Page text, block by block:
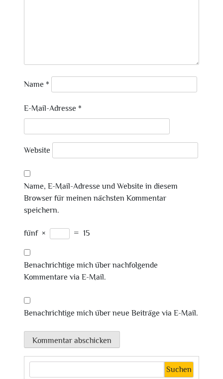
Name *
E-Mail-Adresse *
Website
Name, E-Mail-Adresse und Website in diesem
Browser für meinen nächsten Kommentar
speichern.
fünf × = 15
Benachrichtige mich über nachfolgende
Kommentare via E-Mail.
Benachrichtige mich über neue Beiträge via E-Mail.
Suchen